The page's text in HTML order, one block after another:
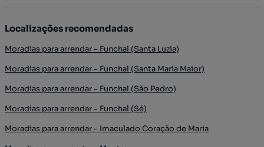
Localizações recomendadas
Moradias para arrendar - Funchal (Santa Luzia)
Moradias para arrendar - Funchal (Santa Maria Maior)
Moradias para arrendar - Funchal (São Pedro)
Moradias para arrendar - Funchal (Sé)
Moradias para arrendar - Imaculado Coração de Maria